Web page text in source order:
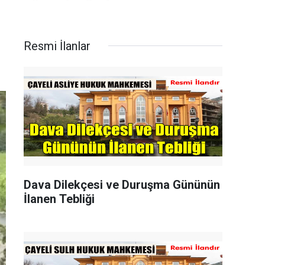
Resmi İlanlar
Dava Dilekçesi ve Duruşma Gününün
İlanen Tebliği